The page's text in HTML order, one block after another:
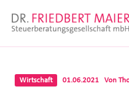
Inhalt
Wirtschaft 01.06.2021 Von